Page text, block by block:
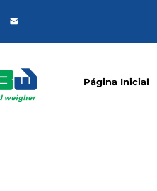
Página Inicial